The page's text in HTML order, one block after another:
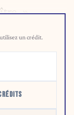
»
un crédit.